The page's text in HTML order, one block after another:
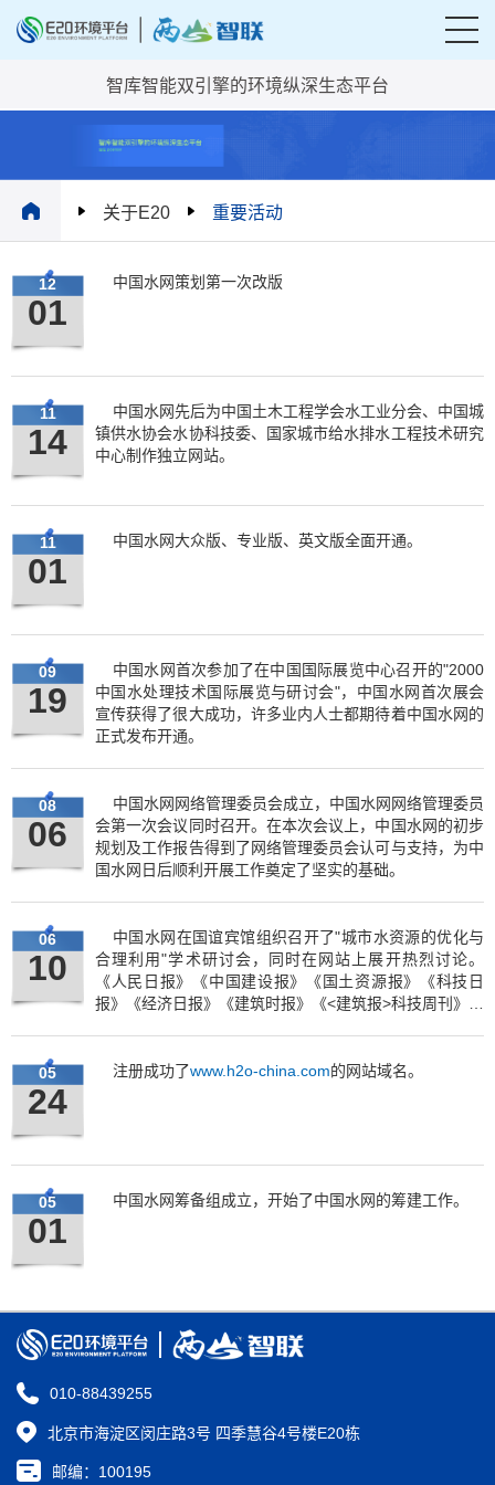
智库智能双引擎的环境纵深生态平台
关于E20 重要活动
12
01
中国水网策划第一次改版
11
14
中国水网先后为中国土木工程学会水工业分会、中国城
镇供水协会水协科技委、国家城市给水排水工程技术研究
中心制作独立网站。
11
01
中国水网大众版、专业版、英文版全面开通。
09
19
中国水网首次参加了在中国国际展览中心召开的"2000
中国水处理技术国际展览与研讨会"，中国水网首次展会
宣传获得了很大成功，许多业内人士都期待着中国水网的
正式发布开通。
08
06
中国水网网络管理委员会成立，中国水网网络管理委员
会第一次会议同时召开。在本次会议上，中国水网的初步
规划及工作报告得到了网络管理委员会认可与支持，为中
国水网日后顺利开展工作奠定了坚实的基础。
06
10
中国水网在国谊宾馆组织召开了"城市水资源的优化与
合理利用"学术研讨会，同时在网站上展开热烈讨论。
《人民日报》《中国建设报》《国土资源报》《科技日
报》《经济日报》《建筑时报》《<建筑报>科技周刊》等
05
24
注册成功了www.h2o-china.com的网站域名。
05
01
中国水网筹备组成立，开始了中国水网的筹建工作。
010-88439255
北京市海淀区闵庄路3号 四季慧谷4号楼E20栋
邮编：100195